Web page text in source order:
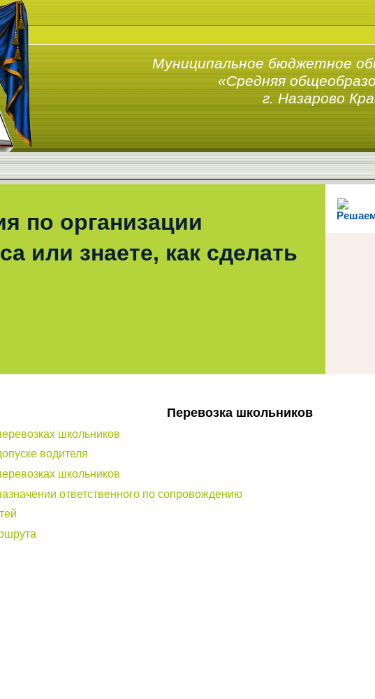
Муниципальное бюджетное
«Средняя
г. Назарово
по организации
или знаете, как сделать
Перевозка школьников
школьников
водителя
школьников
ответственного по сопровождению